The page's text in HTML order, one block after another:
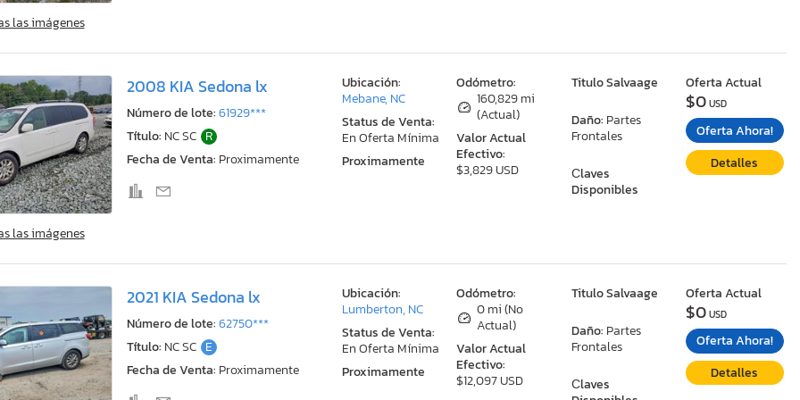
las imágenes
las imágenes
2008 KIA Sedona lx
Número de lote:61929***
Título: NC SC R
Fecha de Venta: Proximamente
Odómetro:
160,829 mi
(Actual)
Valor Actual
Efectivo:
$3,829 USD
Titulo Salvaage
Daño: Partes
Frontales
Сlaves
Disponibles
Ubicación:
Mebane, NC
Status de Venta:
En Oferta Mínima
Proximamente
Oferta Actual
$0USD
Oferta Ahora!
Detalles
2021 KIA Sedona lx
Número de lote:62750***
Título: NC SC E
Fecha de Venta: Proximamente
Odómetro:
0 mi (No
Actual)
Valor Actual
Efectivo:
$12,097 USD
Titulo Salvaage
Daño: Partes
Frontales
Сlaves
Ubicación:
Lumberton, NC
Status de Venta:
En Oferta Mínima
Proximamente
Oferta Actual
$0USD
Oferta Ahora!
Detalles